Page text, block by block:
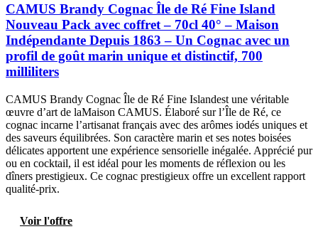
CAMUS Brandy Cognac Île de Ré Fine Island
Nouveau Pack avec coffret – 70cl 40° – Maison
Indépendante Depuis 1863 – Un Cognac avec un
profil de goût marin unique et distinctif, 700
milliliters
CAMUS Brandy Cognac Île de Ré Fine Islandest une véritable
œuvre d’art de laMaison CAMUS. Élaboré sur l’Île de Ré, ce
cognac incarne l’artisanat français avec des arômes iodés uniques et
des saveurs équilibrées. Son caractère marin et ses notes boisées
délicates apportent une expérience sensorielle inégalée. Apprécié pur
ou en cocktail, il est idéal pour les moments de réflexion ou les
dîners prestigieux. Ce cognac prestigieux offre un excellent rapport
qualité-prix.
Voir l'offre